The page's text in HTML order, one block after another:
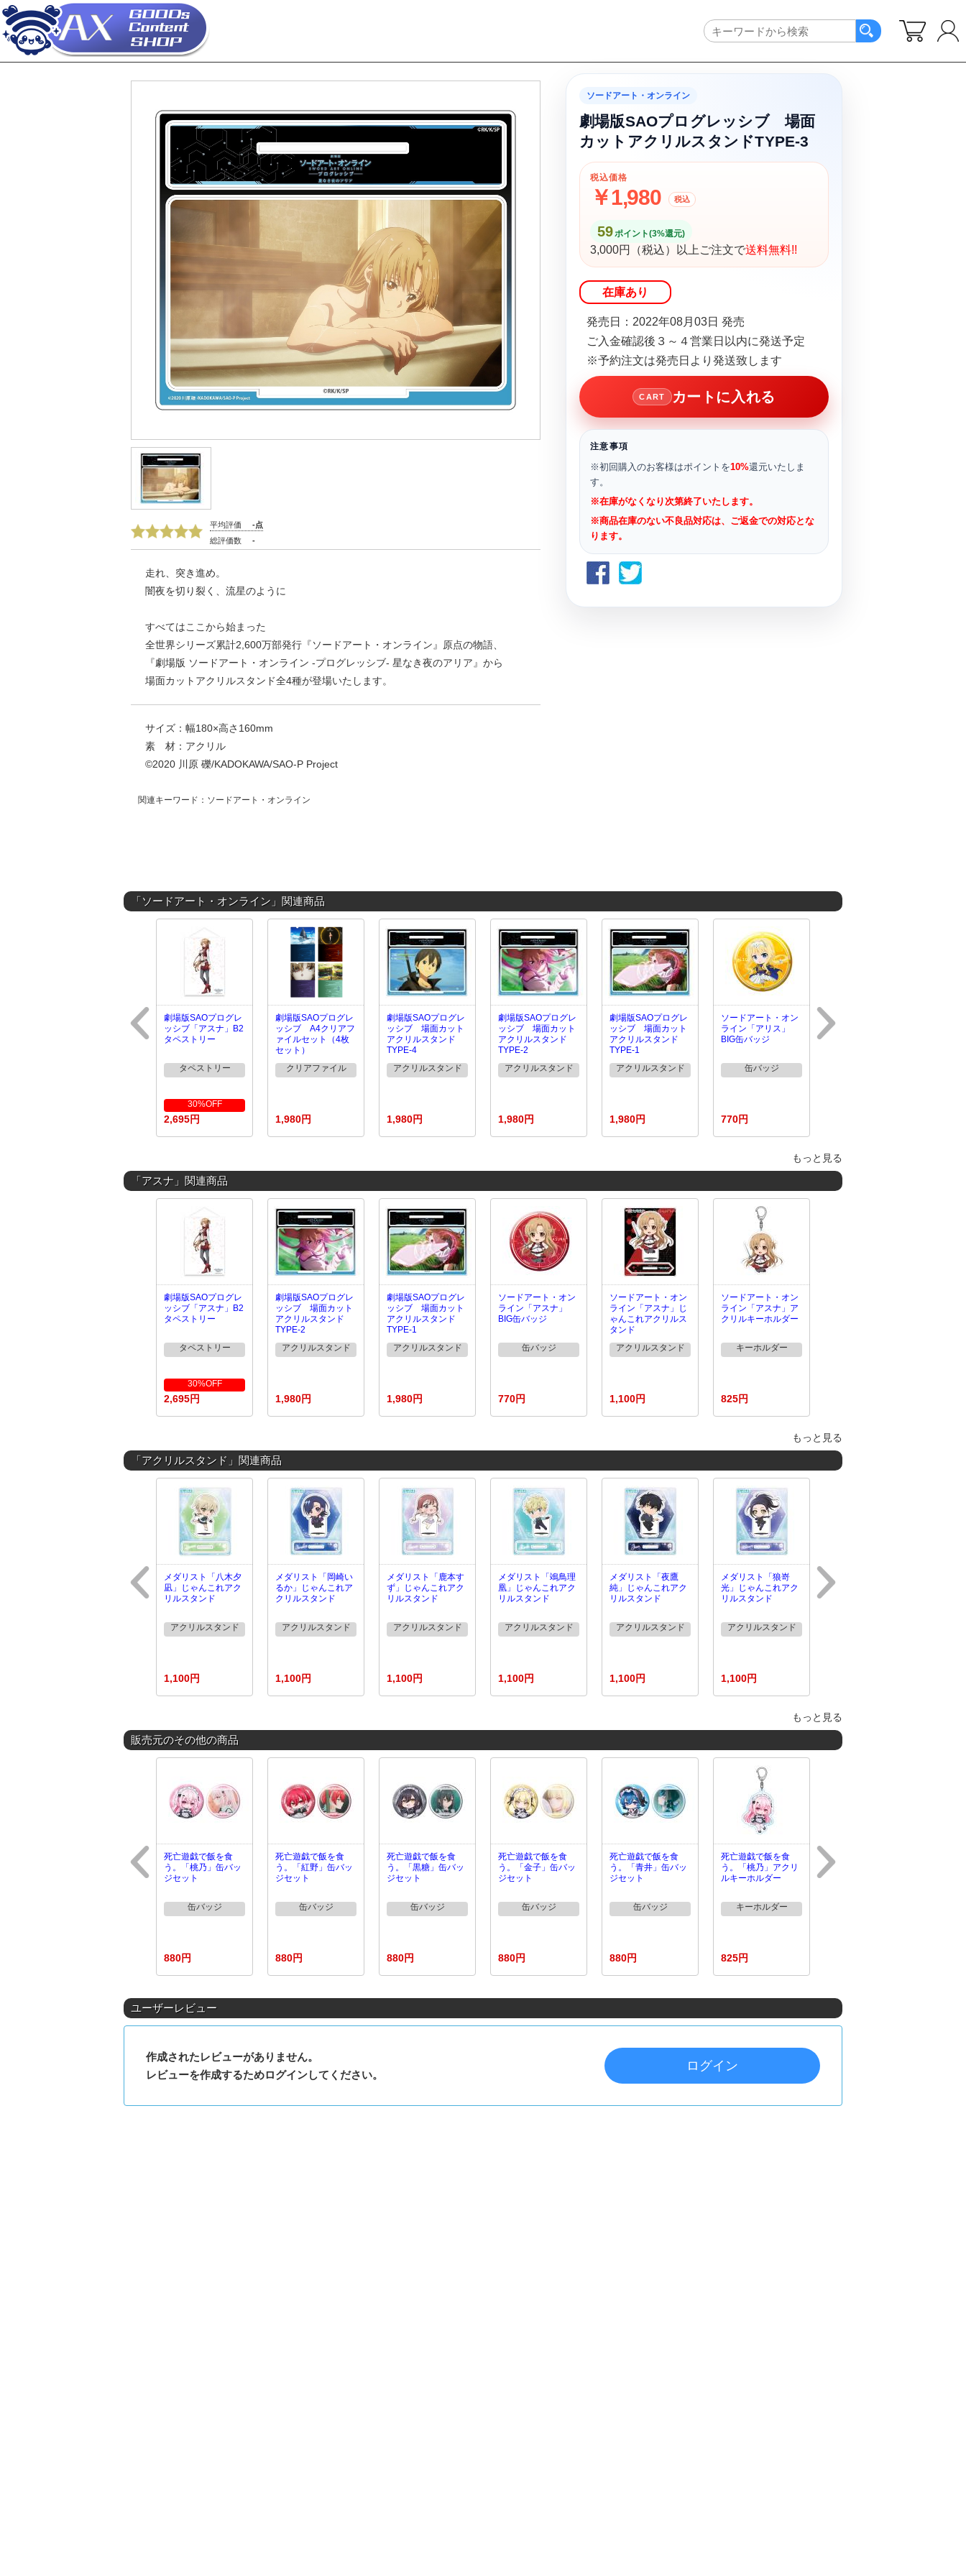
平均評価
-点
総評価数
-
走れ、突き進め。
闇夜を切り裂く、流星のように
すべてはここから始まった
全世界シリーズ累計2,600万部発行『ソードアート・オンライン』原点の物語、
『劇場版 ソードアート・オンライン -プログレッシブ- 星なき夜のアリア』から
場面カットアクリルスタンド全4種が登場いたします。
サイズ：幅180×高さ160mm
素 材：アクリル
©2020 川原 礫/KADOKAWA/SAO-P Project
関連キーワード：ソードアート・オンライン
ソードアート・オンライン
劇場版SAOプログレッシブ 場面
カットアクリルスタンドTYPE-3
税込価格
￥1,980 税込
59ポイント(3%還元)
3,000円（税込）以上ご注文で送料無料!!
在庫あり
発売日：2022年08月03日 発売
ご入金確認後３～４営業日以内に発送予定
※予約注文は発売日より発送致します
CART カートに入れる
注意事項
※初回購入のお客様はポイントを10%還元いたしま
す。
※在庫がなくなり次第終了いたします。
※商品在庫のない不良品対応は、ご返金での対応とな
ります。
「ソードアート・オンライン」関連商品
劇場版SAOプログレ
ッシブ「アスナ」B2
タペストリー
タペストリー
30%OFF
2,695円
劇場版SAOプログレ
ッシブ A4クリアフ
ァイルセット（4枚
セット）
クリアファイル
1,980円
劇場版SAOプログレ
ッシブ 場面カット
アクリルスタンド
TYPE-4
アクリルスタンド
1,980円
劇場版SAOプログレ
ッシブ 場面カット
アクリルスタンド
TYPE-2
アクリルスタンド
1,980円
劇場版SAOプログレ
ッシブ 場面カット
アクリルスタンド
TYPE-1
アクリルスタンド
1,980円
ソードアート・オン
ライン「アリス」
BIG缶バッジ
缶バッジ
770円
もっと見る
「アスナ」関連商品
劇場版SAOプログレ
ッシブ「アスナ」B2
タペストリー
タペストリー
30%OFF
2,695円
劇場版SAOプログレ
ッシブ 場面カット
アクリルスタンド
TYPE-2
アクリルスタンド
1,980円
劇場版SAOプログレ
ッシブ 場面カット
アクリルスタンド
TYPE-1
アクリルスタンド
1,980円
ソードアート・オン
ライン「アスナ」
BIG缶バッジ
缶バッジ
770円
ソードアート・オン
ライン「アスナ」じ
ゃんこれアクリルス
タンド
アクリルスタンド
1,100円
ソードアート・オン
ライン「アスナ」ア
クリルキーホルダー
キーホルダー
825円
もっと見る
「アクリルスタンド」関連商品
メダリスト「八木夕
凪」じゃんこれアク
リルスタンド
アクリルスタンド
1,100円
メダリスト「岡崎い
るか」じゃんこれア
クリルスタンド
アクリルスタンド
1,100円
メダリスト「鹿本す
ず」じゃんこれアク
リルスタンド
アクリルスタンド
1,100円
メダリスト「鴗鳥理
凰」じゃんこれアク
リルスタンド
アクリルスタンド
1,100円
メダリスト「夜鷹
純」じゃんこれアク
リルスタンド
アクリルスタンド
1,100円
メダリスト「狼嵜
光」じゃんこれアク
リルスタンド
アクリルスタンド
1,100円
もっと見る
販売元のその他の商品
死亡遊戯で飯を食
う。「桃乃」缶バッ
ジセット
缶バッジ
880円
死亡遊戯で飯を食
う。「紅野」缶バッ
ジセット
缶バッジ
880円
死亡遊戯で飯を食
う。「黒糖」缶バッ
ジセット
缶バッジ
880円
死亡遊戯で飯を食
う。「金子」缶バッ
ジセット
缶バッジ
880円
死亡遊戯で飯を食
う。「青井」缶バッ
ジセット
缶バッジ
880円
死亡遊戯で飯を食
う。「桃乃」アクリ
ルキーホルダー
キーホルダー
825円
ユーザーレビュー
作成されたレビューがありません。
レビューを作成するためログインしてください。
ログイン